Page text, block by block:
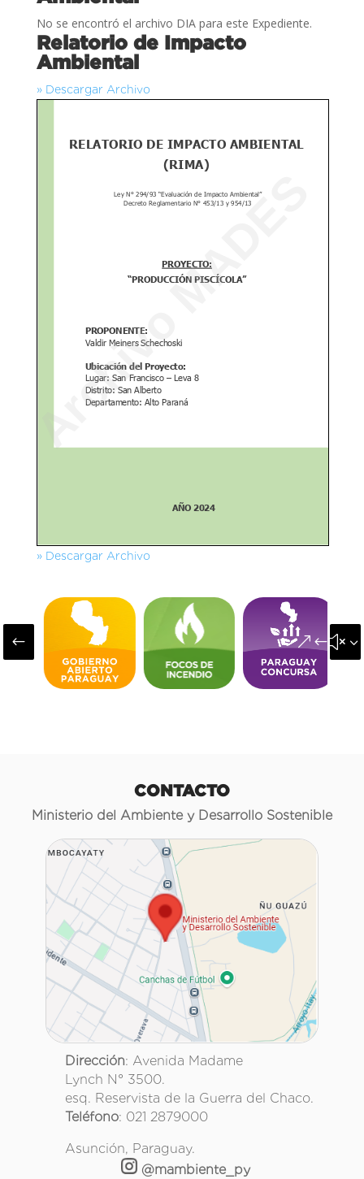
No se encontró el archivo DIA para este Expediente.
Relatorio de Impacto
Ambiental
» Descargar Archivo
» Descargar Archivo
#
CONTACTO
Ministerio del Ambiente y Desarrollo Sostenible
Dirección: Avenida Madame
Lynch N° 3500.
esq. Reservista de la Guerra del Chaco.
Teléfono: 021 2879000
Asunción, Paraguay.
@mambiente_py